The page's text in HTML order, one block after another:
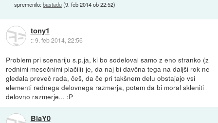
spremenilo:bastadu(9. feb 2014 ob 22:52)
tony1
::9. feb 2014, 22:56
Problem pri scenariju s.p.ja, ki bo sodeloval samo z eno stranko (z
rednimi mesečnimi plačili) je, da naj bi davčna tega na daljši rok ne
gledala preveč rada, češ, da če pri takšnem delu obstajajo vsi
elementi rednega delovnega razmerja, potem da bi moral skleniti
delovno razmerje... :P
BlaY0